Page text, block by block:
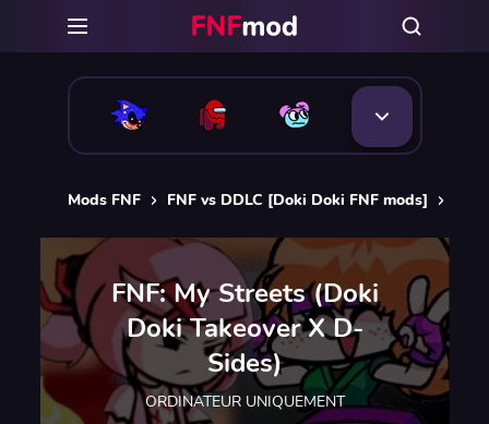
Mods FNF FNF vs DDLC [Doki Doki FNF mods]
FNF: My Streets (Doki
Doki Takeover X D-
Sides)
ORDINATEUR UNIQUEMENT